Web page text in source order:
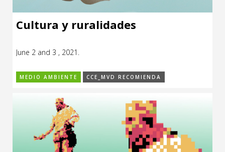
Cultura y ruralidades
June 2 and 3 , 2021.
MEDIO AMBIENTE CCE_MVD RECOMIENDA